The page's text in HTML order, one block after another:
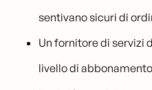
sentivano sicuri di
Un fornitore di servizi
livello di